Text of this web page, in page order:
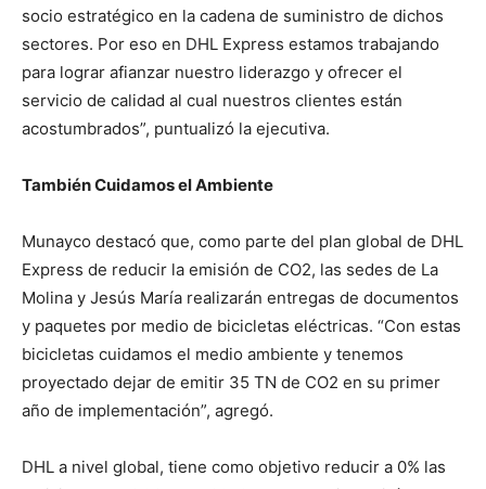
socio estratégico en la cadena de suministro de dichos
sectores. Por eso en DHL Express estamos trabajando
para lograr afianzar nuestro liderazgo y ofrecer el
servicio de calidad al cual nuestros clientes están
acostumbrados”, puntualizó la ejecutiva.
También Cuidamos el Ambiente
Munayco destacó que, como parte del plan global de DHL
Express de reducir la emisión de CO2, las sedes de La
Molina y Jesús María realizarán entregas de documentos
y paquetes por medio de bicicletas eléctricas. “Con estas
bicicletas cuidamos el medio ambiente y tenemos
proyectado dejar de emitir 35 TN de CO2 en su primer
año de implementación”, agregó.
DHL a nivel global, tiene como objetivo reducir a 0% las